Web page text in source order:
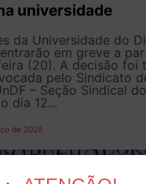
universidade
da Universidade do
em greve a
(20). A decisão foi
pelo Sindicato
– Seção Sindical
dia 12...
de 2026